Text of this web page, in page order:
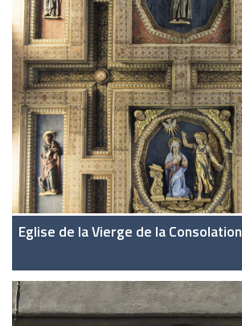
Eglise de la Vierge de la Consolation